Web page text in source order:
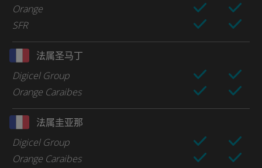
Orange
SFR
法属圣马丁
Digicel Group
Orange Caraibes
法属圭亚那
Digicel Group
Orange Caraibes